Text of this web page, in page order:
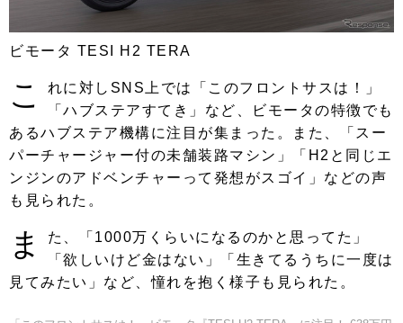
ビモータ TESI H2 TERA
こ
れに対しSNS上では「このフロントサスは！」
「ハブステアすてき」など、ビモータの特徴でも
あるハブステア機構に注目が集まった。また、「スー
パーチャージャー付の未舗装路マシン」「H2と同じエ
ンジンのアドベンチャーって発想がスゴイ」などの声
も見られた。
ま
た、「1000万くらいになるのかと思ってた」
「欲しいけど金はない」「生きてるうちに一度は
見てみたい」など、憧れを抱く様子も見られた。